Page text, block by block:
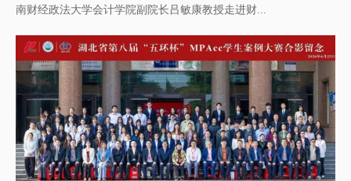
南财经政法大学会计学院副院长吕敏康教授走进财...